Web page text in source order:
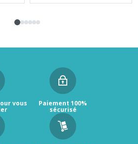
vous Paiement 100%
sécurisé